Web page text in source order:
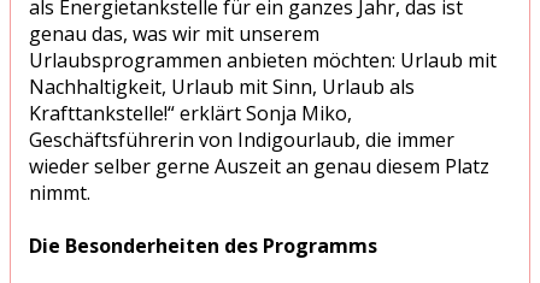
als Energietankstelle für ein ganzes Jahr, das ist
genau das, was wir mit unserem
Urlaubsprogrammen anbieten möchten: Urlaub mit
Nachhaltigkeit, Urlaub mit Sinn, Urlaub als
Krafttankstelle!“ erklärt Sonja Miko,
Geschäftsführerin von Indigourlaub, die immer
wieder selber gerne Auszeit an genau diesem Platz
nimmt.
Die Besonderheiten des Programms